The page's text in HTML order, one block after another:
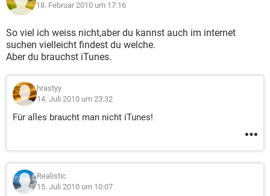
18. Februar 2010 um 17:16
So viel ich weiss nicht,aber du kannst auch im internet
suchen vielleicht findest du welche.
Aber du brauchst iTunes.
hrastyy
14. Juli 2010 um 23:32
Für alles braucht man nicht iTunes!
Realistic
15. Juli 2010 um 10:07